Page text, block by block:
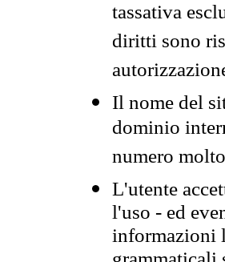
tassativa
diritti sono
Il nome del
dominio
numero
L'utente
l'uso - ed
informazioni